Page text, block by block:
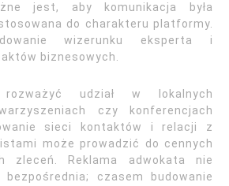
jest, aby komunikacja była
do charakteru platformy.
wizerunku eksperta i
biznesowych.
udział w lokalnych
czy konferencjach
sieci kontaktów i relacji z
może prowadzić do cennych
zleceń. Reklama adwokata nie
czasem budowanie